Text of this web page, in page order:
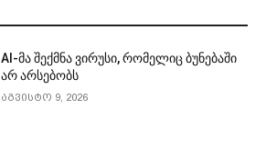
AI-მა შექმნა ვირუსი, რომელიც ბუნებაში
არ არსებობს
აგვისტო 9, 2026